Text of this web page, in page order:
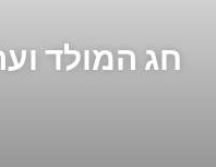
חג המולד